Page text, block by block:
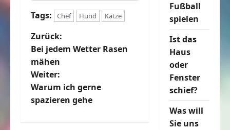
Tags: Chef Hund Katze
B
e
i
t
Zurück:
Bei jedem Wetter Rasen
mähen
Weiter:
Warum ich gerne
spazieren gehe
Fußball
spielen
Ist das
Haus
oder
Fenster
schief?
Was will
Sie uns